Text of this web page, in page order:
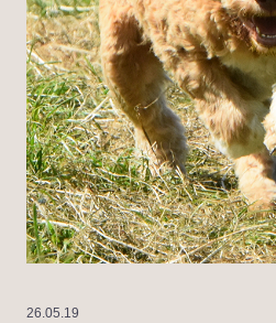
26.05.19